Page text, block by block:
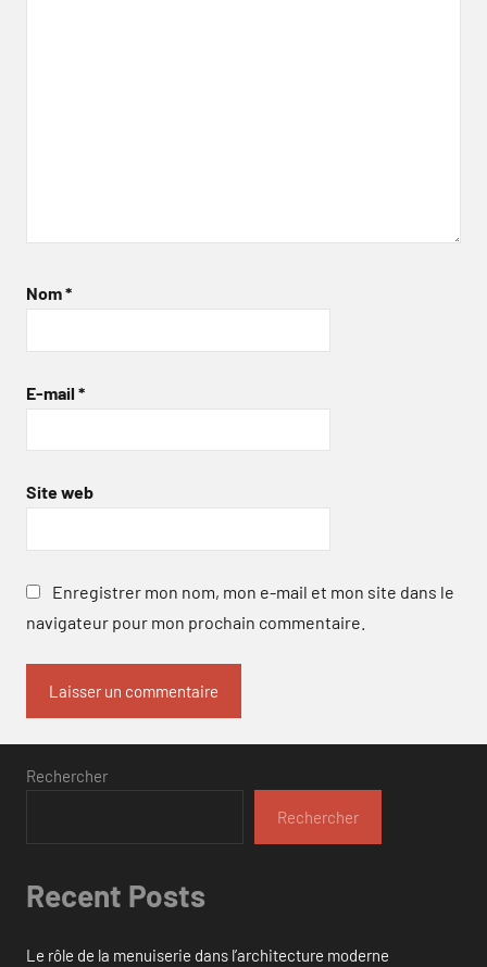
Nom*
E-mail *
Site web
Enregistrer mon nom, mon e-mail et mon site dans le
navigateur pour mon prochain commentaire.
Rechercher
Rechercher
Recent Posts
Le rôle de la menuiserie dans l’architecture moderne